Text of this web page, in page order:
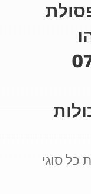
כל סוגי